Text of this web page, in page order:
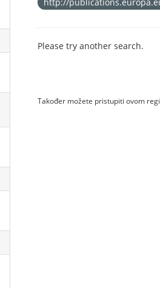
Please try another search.
Također možete pristupiti ovom